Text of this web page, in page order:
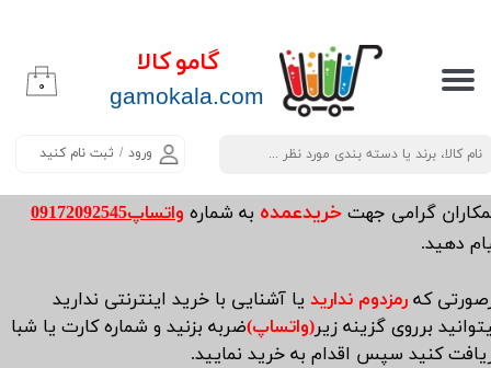
گامو کالا
​​​​​​gamokala.com
ورود / ثبت نام کنید
حساب کاربری من
تغییر گذر واژه
سفارشات
خروج از حساب کاربری
۰
گرامی جهت خریدعمده به شماره واتساپ09172092545
دهید.
که رمزدوم ندارید یا آشنایی با خرید اینترنتی ندارید
برروی گزینه زیر(واتساپ)ضربه بزنید و شماره کارت یا شبا
کنید سپس اقدام به خرید نمایید.